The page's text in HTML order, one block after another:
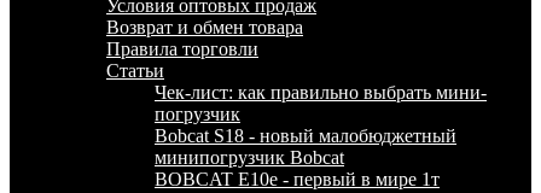
Условия оптовых продаж
Возврат и обмен товара
Правила торговли
Статьи
Чек-лист: как правильно выбрать мини-
погрузчик
Bobcat S18 - новый малобюджетный
минипогрузчик Bobcat
BOBCAT E10e - первый в мире 1т